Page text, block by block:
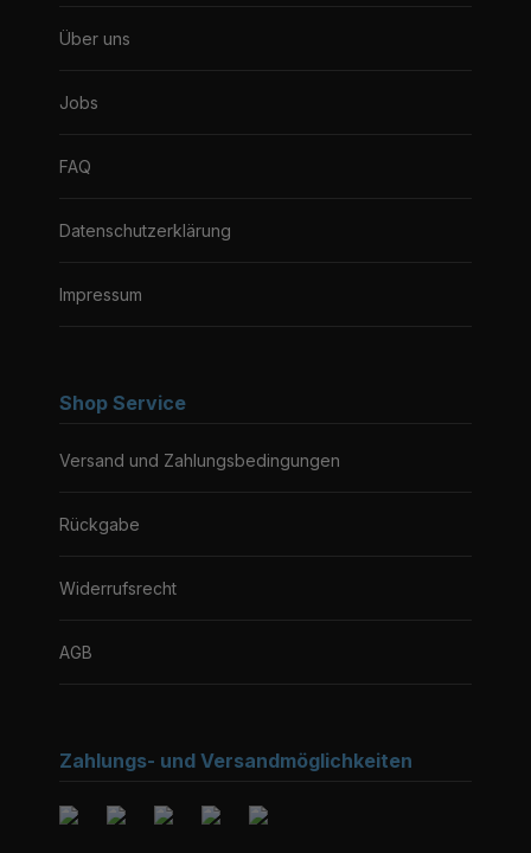
Über uns
Jobs
FAQ
Datenschutzerklärung
Impressum
Shop Service
Versand und Zahlungsbedingungen
Rückgabe
Widerrufsrecht
AGB
Zahlungs- und Versandmöglichkeiten